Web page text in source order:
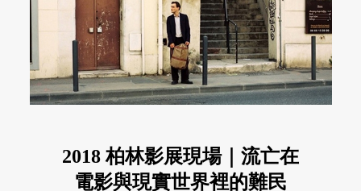
2018 柏林影展現場｜流亡在
電影與現實世界裡的難民